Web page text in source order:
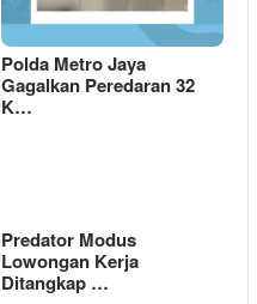
Polda Metro Jaya
Gagalkan Peredaran 32
K…
Predator Modus
Lowongan Kerja
Ditangkap …